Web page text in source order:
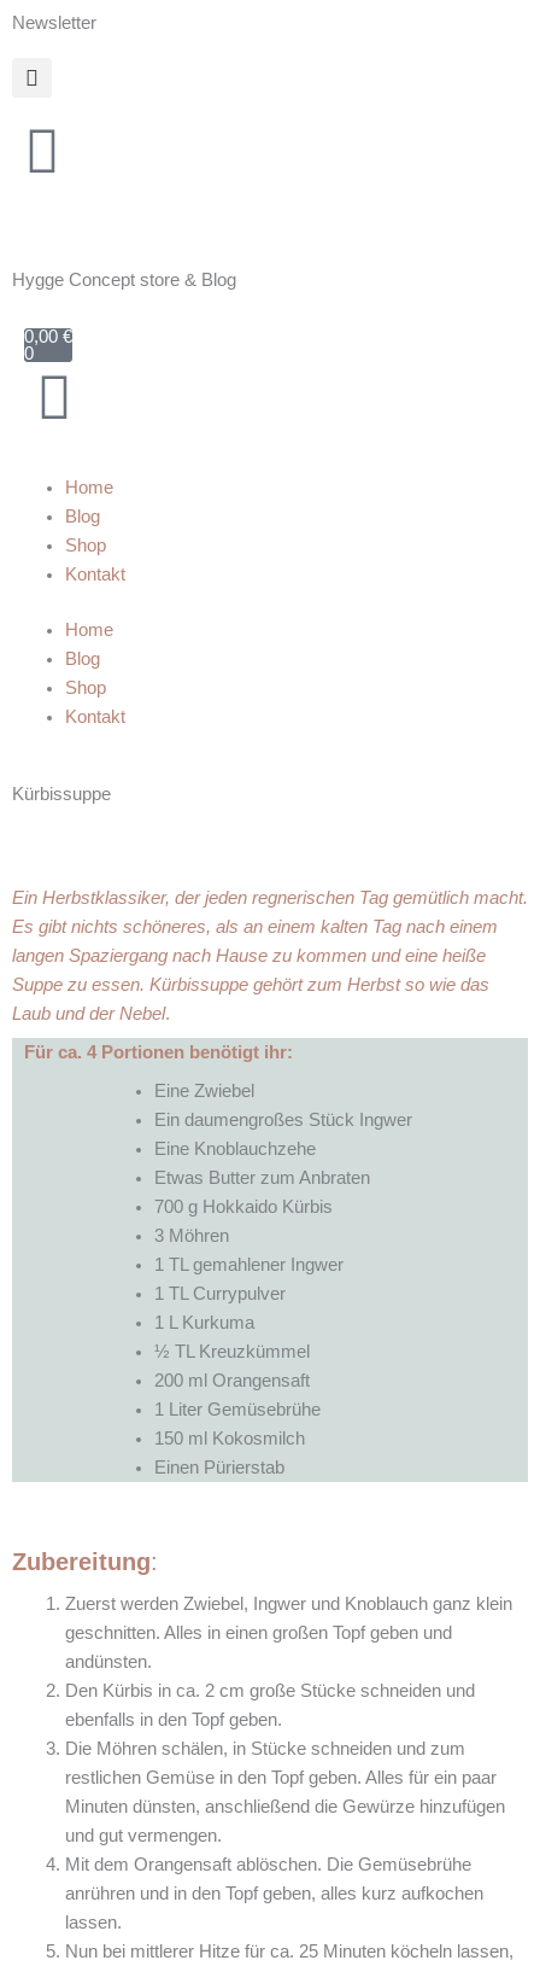
Zum
springen
Newsletter
Hygge Concept store & Blog
0,00 €
0
Warenkorb
Home
Blog
Shop
Kontakt
Home
Blog
Shop
Kontakt
Kürbissuppe
Ein Herbstklassiker, der jeden regnerischen Tag gemütlich macht.
Es gibt nichts schöneres, als an einem kalten Tag nach einem
langen Spaziergang nach Hause zu kommen und eine heiße
Suppe zu essen. Kürbissuppe gehört zum Herbst so wie das
Laub und der Nebel.
Für ca. 4 Portionen benötigt ihr:
Eine Zwiebel
Ein daumengroßes Stück Ingwer
Eine Knoblauchzehe
Etwas Butter zum Anbraten
700 g Hokkaido Kürbis
3 Möhren
1 TL gemahlener Ingwer
1 TL Currypulver
1 L Kurkuma
½ TL Kreuzkümmel
200 ml Orangensaft
1 Liter Gemüsebrühe
150 ml Kokosmilch
Einen Pürierstab
Zubereitung:
Zuerst werden Zwiebel, Ingwer und Knoblauch ganz klein
geschnitten. Alles in einen großen Topf geben und
andünsten.
Den Kürbis in ca. 2 cm große Stücke schneiden und
ebenfalls in den Topf geben.
Die Möhren schälen, in Stücke schneiden und zum
restlichen Gemüse in den Topf geben. Alles für ein paar
Minuten dünsten, anschließend die Gewürze hinzufügen
und gut vermengen.
Mit dem Orangensaft ablöschen. Die Gemüsebrühe
anrühren und in den Topf geben, alles kurz aufkochen
lassen.
Nun bei mittlerer Hitze für ca. 25 Minuten köcheln lassen,